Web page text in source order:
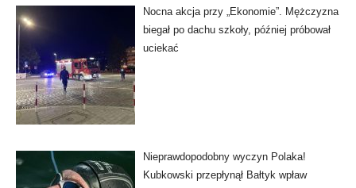
Nocna akcja przy „Ekonomie”. Mężczyzna
biegał po dachu szkoły, później próbował
uciekać
Nieprawdopodobny wyczyn Polaka!
Kubkowski przepłynął Bałtyk wpław